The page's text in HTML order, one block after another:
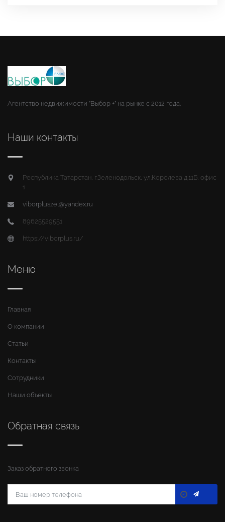
Агентство недвижимости "Выбор +" на рынке с 2012 года.
Наши контакты
Республика Татарстан, г.Зеленодольск, ул.Королева д.11Б, офис
1
viborpluszel@yandex.ru
89625529551
https://viborplus.ru/
Меню
Главная
О компании
Статьи
Контакты
Сотрудники
Наши объекты
Обратная связь
Заказ обратного звонка